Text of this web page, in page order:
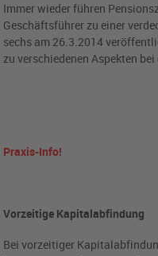
Immer wieder führen
Geschäftsführer zu einer
sechs am 26.3.2014
zu verschiedenen Aspekten
Praxis-Info!
Vorzeitige Kapitalabfindung
Bei vorzeitiger